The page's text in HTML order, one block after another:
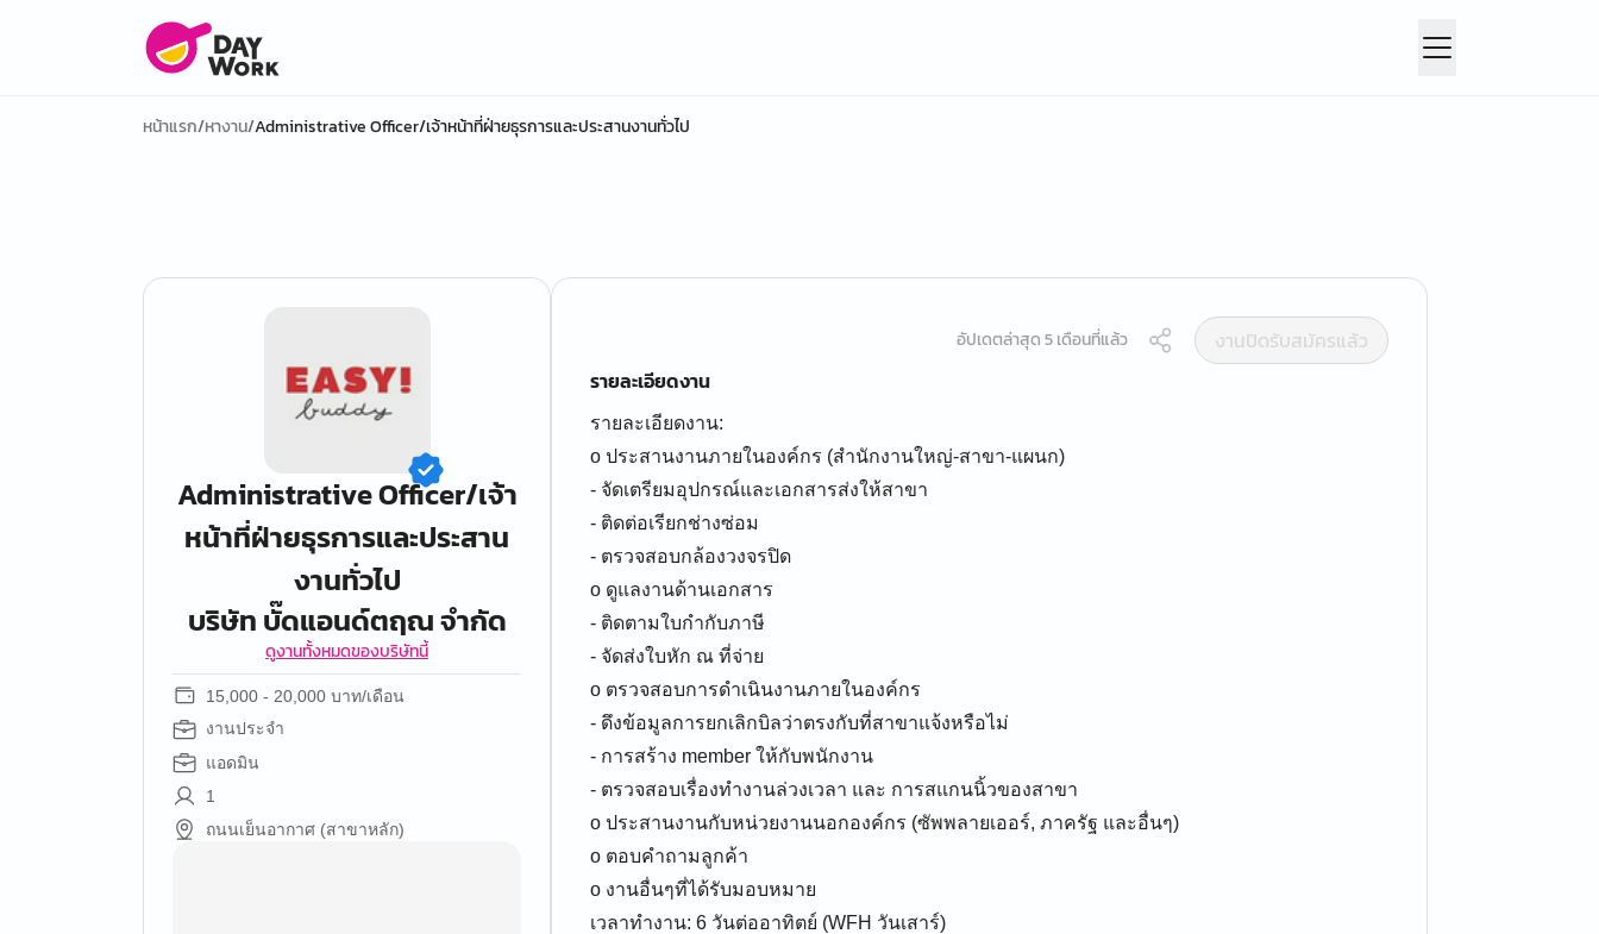
หน้าแรก/หางาน/Administrative Officer/เจ้าหน้าที่ฝ่ายธุรการและประสานงานทั่วไป
Administrative Officer/เจ้า
หน้าที่ฝ่ายธุรการและประสาน
งานทั่วไป
บริษัท บั๊ดแอนด์ตฤณ จำกัด
ดูงานทั้งหมดของบริษัทนี้
15,000 - 20,000 บาท/เดือน
งานประจำ
แอดมิน
1
ถนนเย็นอากาศ (สาขาหลัก)
อัปเดตล่าสุด 5 เดือนที่แล้ว
งานปิดรับสมัครแล้ว
รายละเอียดงาน
รายละเอียดงาน:
o ประสานงานภายในองค์กร (สำนักงานใหญ่-สาขา-แผนก)
- จัดเตรียมอุปกรณ์และเอกสารส่งให้สาขา
- ติดต่อเรียกช่างซ่อม
- ตรวจสอบกล้องวงจรปิด
o ดูแลงานด้านเอกสาร
- ติดตามใบกำกับภาษี
- จัดส่งใบหัก ณ ที่จ่าย
o ตรวจสอบการดำเนินงานภายในองค์กร
- ดึงข้อมูลการยกเลิกบิลว่าตรงกับที่สาขาแจ้งหรือไม่
- การสร้าง member ให้กับพนักงาน
- ตรวจสอบเรื่องทำงานล่วงเวลา และ การสแกนนิ้วของสาขา
o ประสานงานกับหน่วยงานนอกองค์กร (ซัพพลายเออร์, ภาครัฐ และอื่นๆ)
o ตอบคำถามลูกค้า
o งานอื่นๆที่ได้รับมอบหมาย
เวลาทำงาน: 6 วันต่ออาทิตย์ (WFH วันเสาร์)